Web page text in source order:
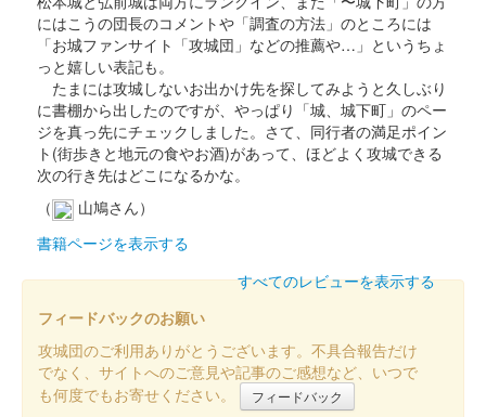
八幡山城 記念御朱印
通常の干支版。菊花紋が菊花紋が朱色で押されている。
八幡山城 記念御朱印
八幡山城 御城印
八幡山城 記念御朱印 令和2年限定 天守（金バー
ジョン）
にはこうの団長のコメントや「調査の方法」のところには
「お城ファンサイト「攻城団」などの推薦や…」というちょ
っと嬉しい表記も。
たまには攻城しないお出かけ先を探してみようと久しぶり
に書棚から出したのですが、やっぱり「城、城下町」のペー
ジを真っ先にチェックしました。さて、同行者の満足ポイン
ト(街歩きと地元の食やお酒)があって、ほどよく攻城できる
次の行き先はどこになるかな。
（
山鳩さん）
書籍ページを表示する
すべてのレビューを表示する
フィードバックのお願い
攻城団のご利用ありがとうございます。不具合報告だけ
でなく、サイトへのご意見や記事のご感想など、いつで
も何度でもお寄せください。
フィードバック